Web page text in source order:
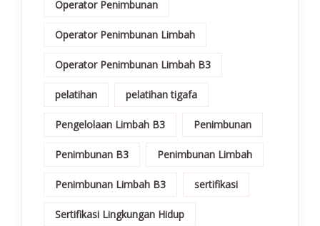
Operator Penimbunan
Operator Penimbunan Limbah
Operator Penimbunan Limbah B3
pelatihan pelatihan tigafa
Pengelolaan Limbah B3 Penimbunan
Penimbunan B3 Penimbunan Limbah
Penimbunan Limbah B3 sertifikasi
Sertifikasi Lingkungan Hidup